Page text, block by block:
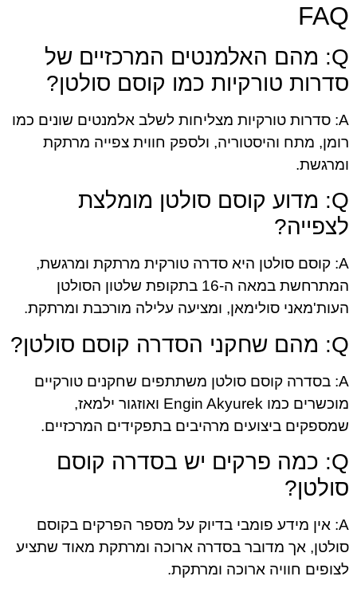
FAQ
Q: מהם האלמנטים המרכזיים של
סדרות טורקיות כמו קוסם סולטן?
A: סדרות טורקיות מצליחות לשלב אלמנטים שונים כמו
רומן, מתח והיסטוריה, ולספק חווית צפייה מרתקת
ומרגשת.
Q: מדוע קוסם סולטן מומלצת
לצפייה?
A: קוסם סולטן היא סדרה טורקית מרתקת ומרגשת,
המתרחשת במאה ה-16 בתקופת שלטון הסולטן
העות'מאני סולימאן, ומציעה עלילה מורכבת ומרתקת.
Q: מהם שחקני הסדרה קוסם סולטן?
A: בסדרה קוסם סולטן משתתפים שחקנים טורקיים
מוכשרים כמו Engin Akyurek ואוזגור ילמאז,
שמספקים ביצועים מרהיבים בתפקידים המרכזיים.
Q: כמה פרקים יש בסדרה קוסם
סולטן?
A: אין מידע פומבי בדיוק על מספר הפרקים בקוסם
סולטן, אך מדובר בסדרה ארוכה ומרתקת מאוד שתציע
לצופים חוויה ארוכה ומרתקת.